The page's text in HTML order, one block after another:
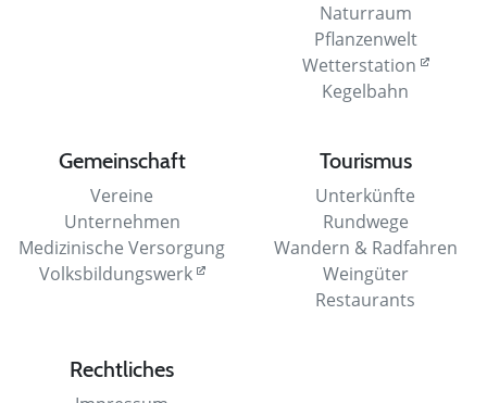
Naturraum
Pflanzenwelt
Wetterstation
Kegelbahn
Gemeinschaft
Vereine
Unternehmen
Medizinische Versorgung
Volksbildungswerk
Tourismus
Unterkünfte
Rundwege
Wandern & Radfahren
Weingüter
Restaurants
Rechtliches